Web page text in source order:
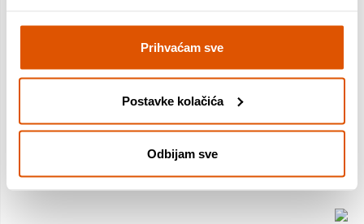
Prihvaćam sve
Postavke kolačića
Odbijam sve
• Vrhunsku preciznost upravljanja
• Stabilnost u vožnji, čak i pri velikim brzinama
• Bolje skretanje